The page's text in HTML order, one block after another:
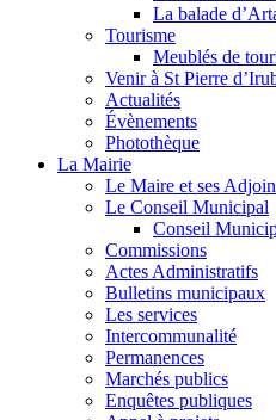
La balade
Tourisme
Meublés de
Venir à St Pierre
Actualités
Évènements
Photothèque
La Mairie
Le Maire et ses
Le Conseil Municipal
Conseil
Commissions
Actes Administratifs
Bulletins municipaux
Les services
Intercommunalité
Permanences
Marchés publics
Enquêtes publiques